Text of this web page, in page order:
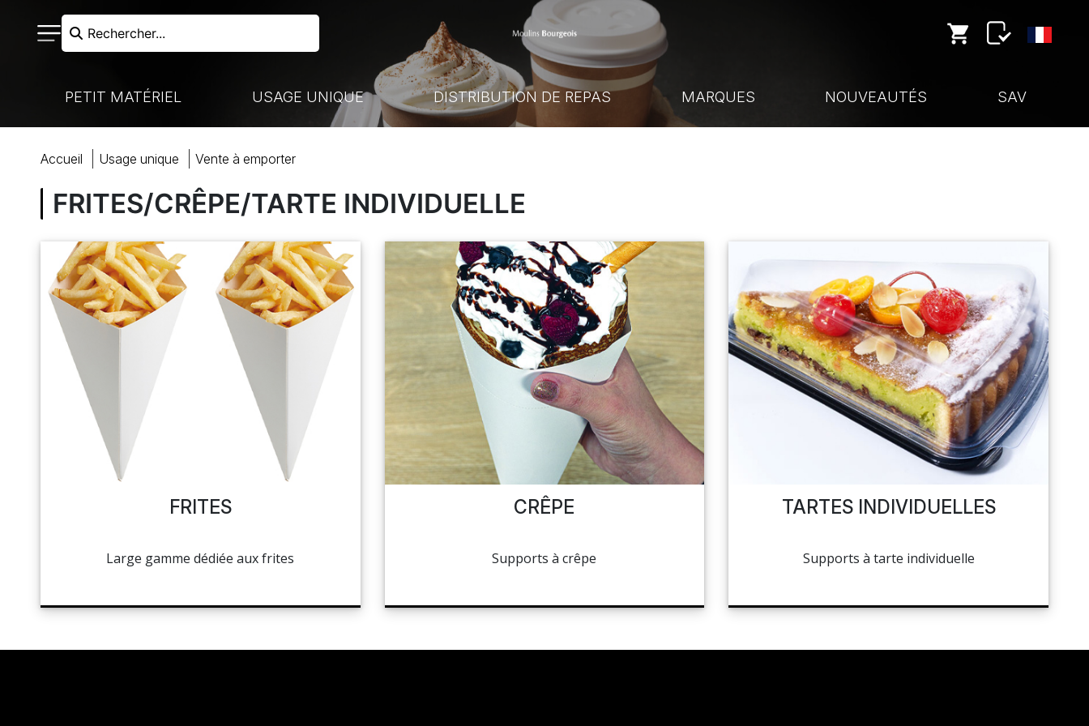
CUISSON
PRÉPARATION
BOULANGERIE
SUCRE ET GLACE
LA BOUTIQUE
ET MANUTENTION
HYGIÈNE ET ENTRETIEN
LIBRAIRIE
À USAGE UNIQUE
BOULANGERIE-PÂTISSERIE
COCKTAILS ET BUFFETS
NAPPAGE ET SERVIETTES
CUISSON ET PRÉPARATION
HYGIÈNE
FROIDE - LIAISON CHAUDE
NOS MARQUES
Rechercher...
PETIT MATÉRIEL USAGE UNIQUE DISTRIBUTION DE REPAS MARQUES NOUVEAUTÉS SAV
RECHERCHER
ACCUEIL
MON COMPTE
MES LISTES
MA COMMANDE
accueil usage unique vente à emporter
FRITES/CRÊPE/TARTE INDIVIDUELLE
FRITES
Large gamme dédiée aux frites
CRÊPE
Supports à crêpe
TARTES INDIVIDUELLES
Supports à tarte individuelle